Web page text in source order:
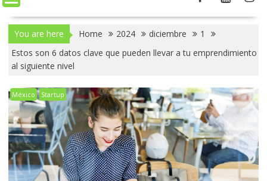
You are here Home 2024 diciembre
1
Estos son 6 datos clave que pueden llevar a tu emprendimiento
al siguiente nivel
México Startup